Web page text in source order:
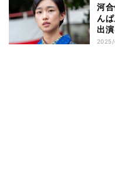
河
ん
出